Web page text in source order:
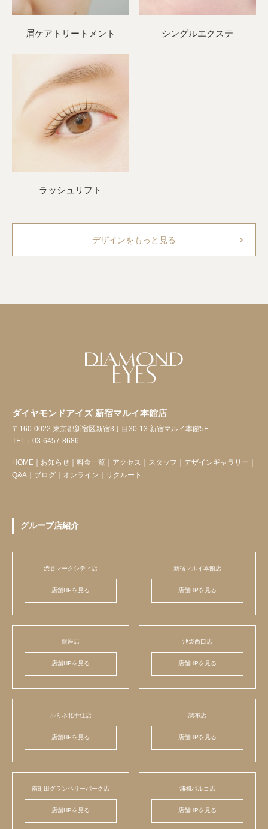
眉ケアトリートメント シングルエクステ
ラッシュリフト
デザインをもっと見る chevron_right
ダイヤモンドアイズ 新宿マルイ本館店
〒160-0022 東京都新宿区新宿3丁目30-13 新宿マルイ本館5F
TEL： 03-6457-8686
HOME お知らせ 料金一覧 アクセス スタッフ デザインギャラリー
Q&A
ブログ オンライン リクルート
グループ店紹介
渋谷マークシティ店
店舗HPを見る
新宿マルイ本館店
店舗HPを見る
銀座店
店舗HPを見る
池袋西口店
店舗HPを見る
ルミネ北千住店
店舗HPを見る
調布店
店舗HPを見る
南町田グランベリーパーク店
店舗HPを見る
浦和パルコ店
店舗HPを見る